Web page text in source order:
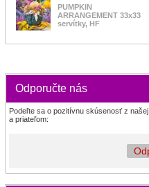
PUMPKIN
ARRANGEMENT 33x33
servítky, HF
Odporučte nás
Podeľte sa o pozitívnu skúsenosť z
a priateľom: